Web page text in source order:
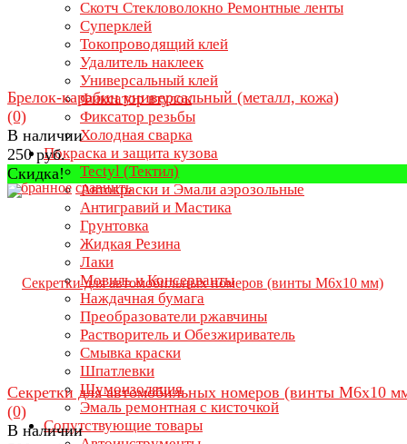
Скотч Стекловолокно Ремонтные ленты
Суперклей
Токопроводящий клей
Удалитель наклеек
Универсальный клей
Фиксатор втулок
Фиксатор резьбы
Холодная сварка
Покраска и защита кузова
Tectyl (Тектил)
Автокраски и Эмали аэрозольные
Антигравий и Мастика
Грунтовка
Жидкая Резина
Лаки
Мовиль и Консерванты
Наждачная бумага
Преобразователи ржавчины
Растворитель и Обезжириватель
Смывка краски
Шпатлевки
Шумоизоляция
Эмаль ремонтная с кисточкой
Сопутствующие товары
избранное сравнить
Брелок-карабин универсальный (металл, кожа)
(0)
В наличии
250 руб.
Скидка!
Секретки для автомобильных номеров (винты М6х10
(0)
В наличии